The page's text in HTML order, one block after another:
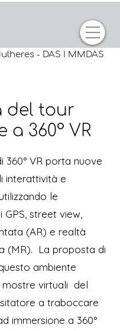
- DAS I MMDAS
del tour
a 360° VR
360° VR porta nuove
interattività e
le
street view,
(AR) e realtà
(MR). La proposta di
ambiente
virtuali del
a traboccare
immersione a 360°